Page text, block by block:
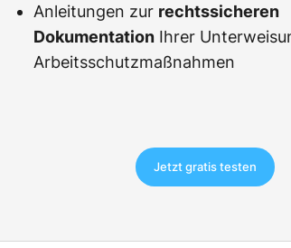
Anleitungen zur rechtssicheren
Dokumentation Ihrer
Arbeitsschutzmaßnahmen
Jetzt gratis testen